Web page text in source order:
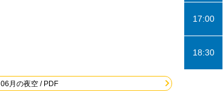
17:00
18:30
06月の夜空 / PDF